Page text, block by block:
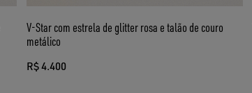
V-Star com estrela de glitter rosa e talão de couro
metálico
R$ 4.400